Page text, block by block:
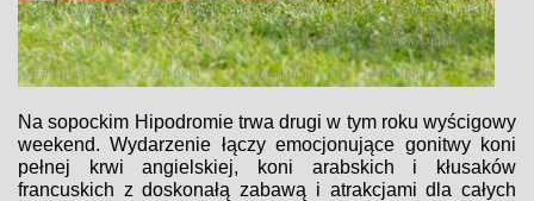
Na sopockim Hipodromie trwa drugi w tym roku wyścigowy
weekend. Wydarzenie łączy emocjonujące gonitwy koni
pełnej krwi angielskiej, koni arabskich i kłusaków
francuskich z doskonałą zabawą i atrakcjami dla całych